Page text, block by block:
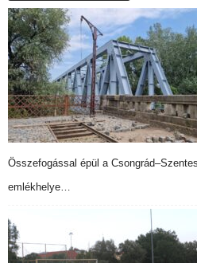
Összefogással épül a
emlékhelye…